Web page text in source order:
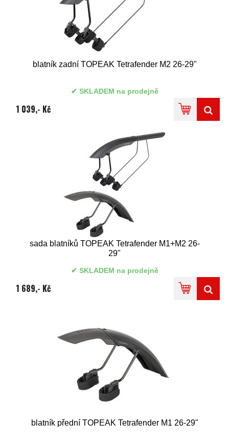
blatník zadní TOPEAK Tetrafender M2 26-29"
SKLADEM na prodejně
1 039,- Kč
sada blatníků TOPEAK Tetrafender M1+M2 26-
29"
SKLADEM na prodejně
1 689,- Kč
blatník přední TOPEAK Tetrafender M1 26-29"